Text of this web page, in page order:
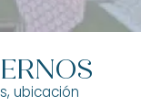
ubicación